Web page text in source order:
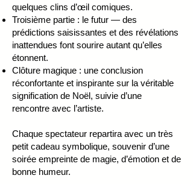
quelques clins d’œil comiques.
Troisième partie : le futur — des
prédictions saisissantes et des révélations
inattendues font sourire autant qu’elles
étonnent.
Clôture magique : une conclusion
réconfortante et inspirante sur la véritable
signification de Noël, suivie d’une
rencontre avec l’artiste.
Chaque spectateur repartira avec un très
petit cadeau symbolique, souvenir d’une
soirée empreinte de magie, d’émotion et de
bonne humeur.